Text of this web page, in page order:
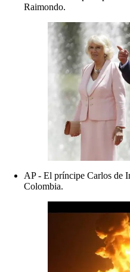
Raimondo.
AP - El príncipe Carlos de
Colombia.